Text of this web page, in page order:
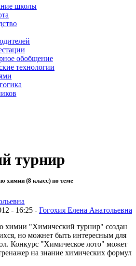
школы
обобщение
технологии
турнир
химии (8 класс) по теме
- 16:25 - Гогохия Елена Анатольевна
химии "Химический турнир" создан
но можнет быть интересным для
Конкурс "Химическое лото" может
на знание химических формул